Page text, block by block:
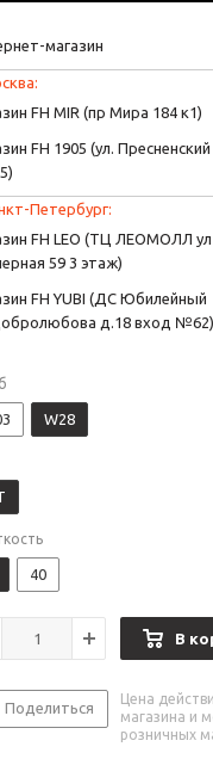
магазин
FH MIR (пр Мира 184 к1)
FH 1905 (ул. Пресненский
Петербург:
FH LEO (ТЦ ЛЕОМОЛЛ ул
59 3 этаж)
FH YUBI (ДС Юбилейный
д.18 вход №62)
W28
40
В
Поделиться
Цена
магазина и
розничных